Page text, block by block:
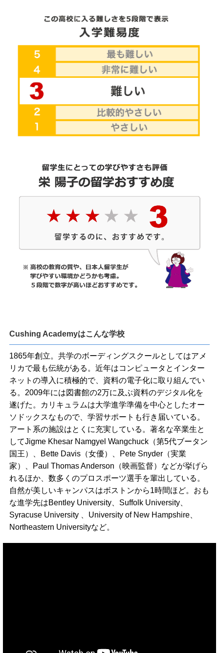
Cushing Academyはこんな学校
1865年創立。共学のボーディングスクールとしてはアメ
リカで最も伝統がある。近年はコンピュータとインター
ネットの導入に積極的で、資料の電子化に取り組んでい
る。2009年には図書館の2万に及ぶ資料のデジタル化を
遂げた。カリキュラムは大学進学準備を中心としたオー
ソドックスなもので、学習サポートも行き届いている。
アート系の施設はとくに充実している。著名な卒業生と
してJigme Khesar Namgyel Wangchuck（第5代ブータン
国王）、Bette Davis（女優）、Pete Snyder（実業
家）、Paul Thomas Anderson（映画監督）などが挙げら
れるほか、数多くのプロスポーツ選手を輩出している。
自然が美しいキャンパスはボストンから1時間ほど。おも
な進学先はBentley University、Suffolk University、
Syracuse University 、University of New Hampshire、
Northeastern Universityなど。